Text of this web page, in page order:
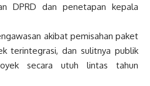
DPRD dan penetapan kepala
akibat pemisahan paket
terintegrasi, dan sulitnya publik
secara utuh lintas tahun